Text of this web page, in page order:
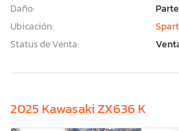
Daño:
Ubicación:
Status de Venta:
2025 Kawasaki ZX636 K